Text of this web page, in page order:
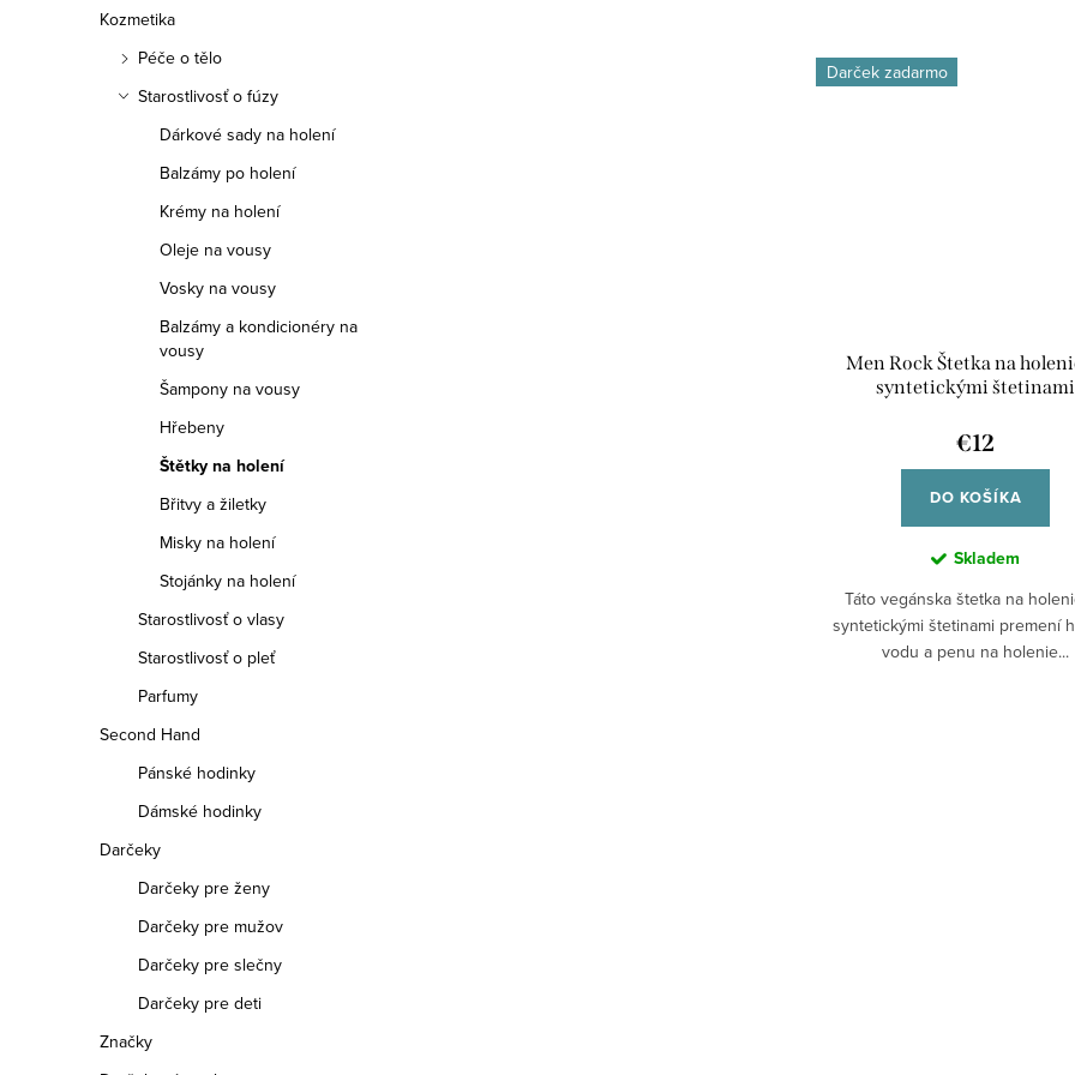
Kozmetika
Péče o tělo
Starostlivosť o fúzy
Dárkové sady na holení
Balzámy po holení
Krémy na holení
Oleje na vousy
Vosky na vousy
Balzámy a kondicionéry na
vousy
Šampony na vousy
Hřebeny
Štětky na holení
Břitvy a žiletky
Misky na holení
Stojánky na holení
Starostlivosť o vlasy
Starostlivosť o pleť
Parfumy
Second Hand
Pánské hodinky
Dámské hodinky
Darčeky
Darčeky pre ženy
Darčeky pre mužov
Darčeky pre slečny
Darčeky pre deti
Značky
Darček zadarmo
Men Rock Štetka na
syntetickými štetinami
€12
DO KOŠÍKA
Skladem
Táto vegánska štetka na
syntetickými štetinami premení
vodu a penu na holenie...